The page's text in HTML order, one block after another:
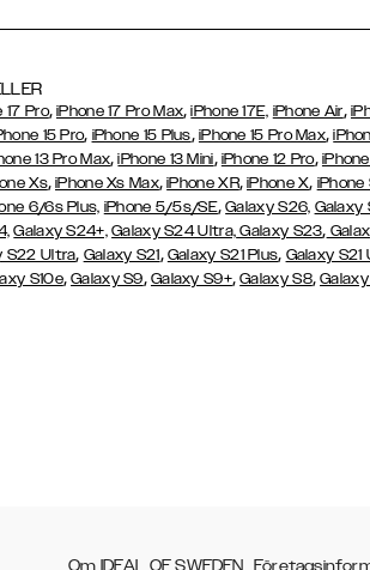
17 Pro,iPhone 17 Pro Max,iPhone 17E, iPhone Air,
15 Pro, iPhone 15 Plus, iPhone 15 Pro Max,
13 Pro Max,iPhone 13 Mini, iPhone 12 Pro, iPhone
Xs,iPhone Xs Max,iPhone XR,iPhone X,
6/6s Plus, iPhone 5/5s/SE,Galaxy S26, Galaxy
Galaxy S24+, Galaxy S24 Ultra, Galaxy S23,
S22 Ultra, Galaxy S21, Galaxy S21 Plus, Galaxy S21
S10e,Galaxy S9, Galaxy S9+,Galaxy S8,
Om IDEAL OF SWEDEN